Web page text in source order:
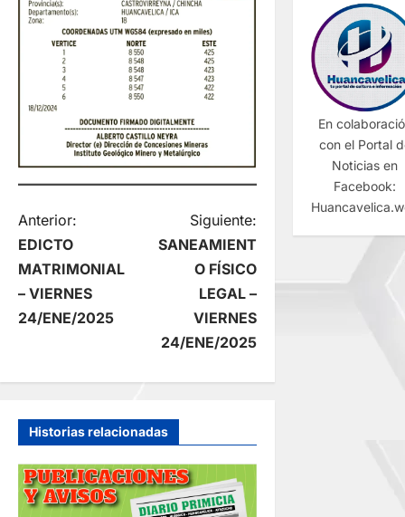
N
a
v
g
a
c
Anterior:
EDICTO
MATRIMONIAL
– VIERNES
24/ENE/2025
Siguiente:
SANEAMIENT
O FÍSICO
LEGAL –
VIERNES
24/ENE/2025
Historias relacionadas
En
con el Portal
Noticias en
Facebook: